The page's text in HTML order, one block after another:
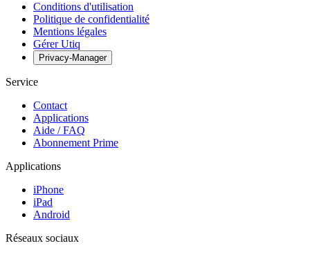
Conditions d'utilisation
Politique de confidentialité
Mentions légales
Gérer Utiq
Privacy-Manager
Service
Contact
Applications
Aide / FAQ
Abonnement Prime
Applications
iPhone
iPad
Android
Réseaux sociaux